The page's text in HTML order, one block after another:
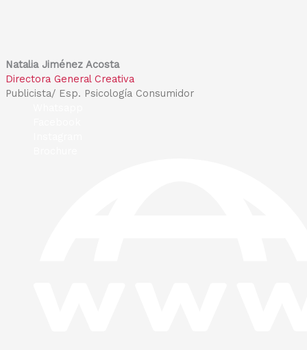
Natalia Jiménez Acosta
Directora General Creativa
Publicista/ Esp. Psicología Consumidor